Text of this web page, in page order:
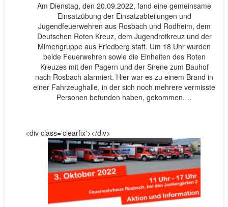
Am Dienstag, den 20.09.2022, fand eine gemeinsame
Einsatzübung der Einsatzabteilungen und
Jugendfeuerwehren aus Rosbach und Rodheim, dem
Deutschen Roten Kreuz, dem Jugendrotkreuz und der
Mimengruppe aus Friedberg statt. Um 18 Uhr wurden
beide Feuerwehren sowie die Einheiten des Roten
Kreuzes mit den Pagern und der Sirene zum Bauhof
nach Rosbach alarmiert. Hier war es zu einem Brand in
einer Fahrzeughalle, in der sich noch mehrere vermisste
Personen befunden haben, gekommen.…
<div class='clearfix'></div>